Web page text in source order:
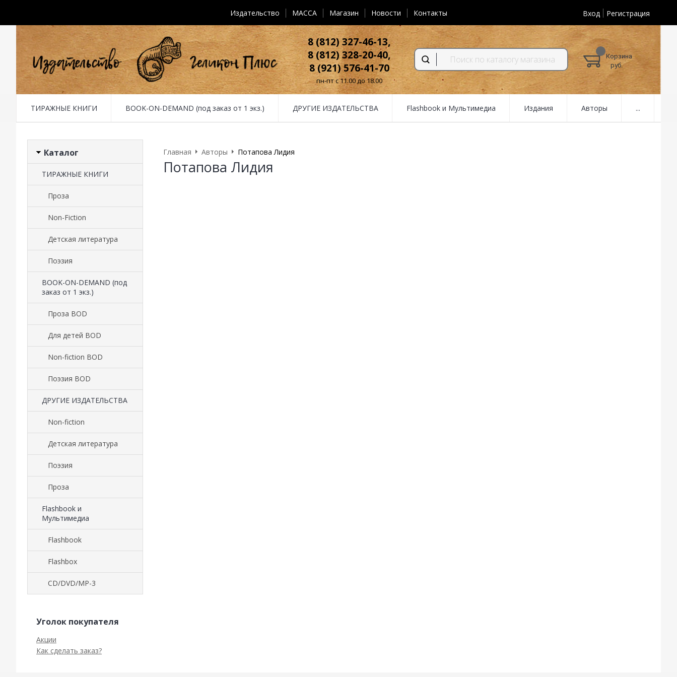
Издательство MACCA Магазин Новости Контакты Вход Регистрация
8 (812) 327-46-13,
8 (812) 328-20-40,
8 (921) 576-41-70
пн-пт с 11.00 до 18.00
Корзина
руб.
ТИРАЖНЫЕ КНИГИ BOOK-ON-DEMAND (под заказ от 1 экз.) ДРУГИЕ ИЗДАТЕЛЬСТВА Flashbook и Мультимедиа Издания Авторы ...
Каталог
ТИРАЖНЫЕ КНИГИ
Проза
Non-Fiction
Детская литература
Поэзия
BOOK-ON-DEMAND (под
заказ от 1 экз.)
Проза BOD
Для детей BOD
Non-fiction BOD
Поэзия BOD
ДРУГИЕ ИЗДАТЕЛЬСТВА
Non-fiction
Детская литература
Поэзия
Проза
Flashbook и
Мультимедиа
Flashbook
Flashbox
CD/DVD/MP-3
Уголок покупателя
Акции
Как сделать заказ?
Главная Авторы Потапова Лидия
Потапова Лидия